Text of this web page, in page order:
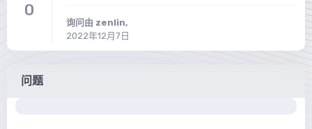
0
询问由 zenlin,
2022年12月7日
问题